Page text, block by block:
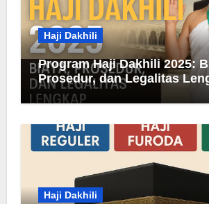
Haji Dakhili
Program Haji Dakhili 2025:
Prosedur, dan Legalitas
Haji Dakhili